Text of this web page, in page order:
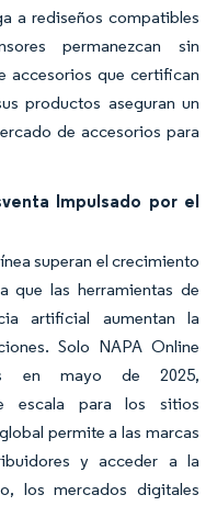
a rediseños compatibles
permanezcan sin
accesorios que certifican
productos aseguran un
de accesorios para
Impulsado por el
superan el crecimiento
que las herramientas de
artificial aumentan la
Solo NAPA Online
en mayo de 2025,
escala para los sitios
permite a las marcas
y acceder a la
los mercados digitales